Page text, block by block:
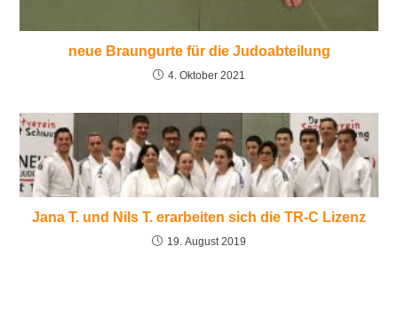
neue Braungurte für die Judoabteilung
4. Oktober 2021
Jana T. und Nils T. erarbeiten sich die TR-C Lizenz
19. August 2019